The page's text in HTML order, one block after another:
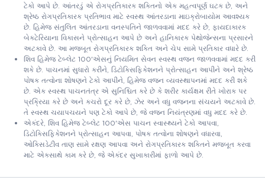
ટેકો આપે છે. આંતરડું એ રોગપ્રતિકારક શક્તિનો એક મહત્વપૂર્ણ ઘટક છે, અને
શ્રેષ્ઠ રોગપ્રતિકારક પ્રતિભાવ માટે સ્વસ્થ આંતરડાના માઇક્રોબાયોમ આવશ્યક
છે. હિમેજ સંતુલિત આંતરડાના વનસ્પતિને જાળવવામાં મદદ કરે છે, ફાયદાકારક
બેક્ટેરિયાના વિકાસને પ્રોત્સાહન આપે છે અને હાનિકારક પેથોજેન્સના પ્રસારને
અટકાવે છે. આ મજબૂત રોગપ્રતિકારક શક્તિ અને ચેપ સામે પ્રતિકાર વધારે છે.
શિવ હિમેજ ટેબ્લેટ 100'એસનું નિયમિત સેવન સ્વસ્થ વજન જાળવવામાં મદદ કરી
શકે છે. પાચનમાં સુધારો કરીને, ડિટોક્સિફિકેશનને પ્રોત્સાહન આપીને અને શ્રેષ્ઠ
પોષક તત્વોના શોષણને ટેકો આપીને, હિમેજ વજન વ્યવસ્થાપનમાં મદદ કરી શકે
છે. એક સ્વસ્થ પાચનતંત્ર એ સુનિશ્ચિત કરે છે કે શરીર કાર્યક્ષમ રીતે ખોરાક પર
પ્રક્રિયા કરે છે અને કચરો દૂર કરે છે, ઝેર અને વધુ વજનના સંચયને અટકાવે છે.
તે સ્વસ્થ ચયાપચયને પણ ટેકો આપે છે, જે વજન નિયંત્રણમાં વધુ મદદ કરે છે.
એકંદરે, શિવ હિમેજ ટેબ્લેટ 100'એસ પાચન સ્વાસ્થ્યને ટેકો આપવા,
ડિટોક્સિફિકેશનને પ્રોત્સાહન આપવા, પોષક તત્વોના શોષણને વધારવા,
ઓક્સિડેટીવ તાણ સામે રક્ષણ આપવા અને રોગપ્રતિકારક શક્તિને મજબૂત કરવા
માટે એકસાથે કામ કરે છે, જે એકંદર સુખાકારીમાં ફાળો આપે છે.